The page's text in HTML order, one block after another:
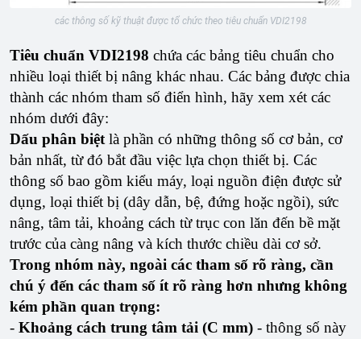
các thông số kỹ thuật được tổ chức theo tiêu chuẩn VDI2198
Tiêu chuẩn VDI2198 chứa các bảng tiêu chuẩn cho
nhiều loại thiết bị nâng khác nhau. Các bảng được chia
thành các nhóm tham số điển hình, hãy xem xét các
nhóm dưới đây:
Dấu phân biệtlà phần có những thông số cơ bản, cơ
bản nhất, từ đó bắt đầu việc lựa chọn thiết bị. Các
thông số bao gồm kiểu máy, loại nguồn điện được sử
dụng, loại thiết bị (dây dẫn, bệ, đứng hoặc ngồi), sức
nâng, tâm tải, khoảng cách từ trục con lăn đến bề mặt
trước của càng nâng và kích thước chiều dài cơ sở.
Trong nhóm này, ngoài các tham số rõ ràng, cần
chú ý đến các tham số ít rõ ràng hơn nhưng không
kém phần quan trọng:
- Khoảng cách trung tâm tải (C mm) - thông số này